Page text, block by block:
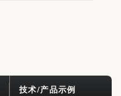
技术/产品示例